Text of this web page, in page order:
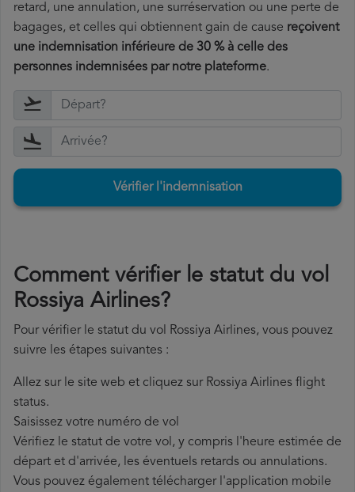
retard, une annulation, une surréservation ou une perte de
bagages, et celles qui obtiennent gain de cause reçoivent
une indemnisation inférieure de 30 % à celle des
personnes indemnisées par notre plateforme.
Vérifier l'indemnisation
Comment vérifier le statut du vol
Rossiya Airlines?
Pour vérifier le statut du vol Rossiya Airlines, vous pouvez
suivre les étapes suivantes :
Allez sur le site web et cliquez sur Rossiya Airlines flight
status.
Saisissez votre numéro de vol
Vérifiez le statut de votre vol, y compris l'heure estimée de
départ et d'arrivée, les éventuels retards ou annulations.
Vous pouvez également télécharger l'application mobile